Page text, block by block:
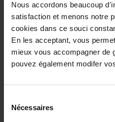
Nous accordons beaucoup
satisfaction et menons notre
cookies dans ce souci
En les acceptant, vous
mieux vous accompagner de
pouvez également modifer
Nécessaires